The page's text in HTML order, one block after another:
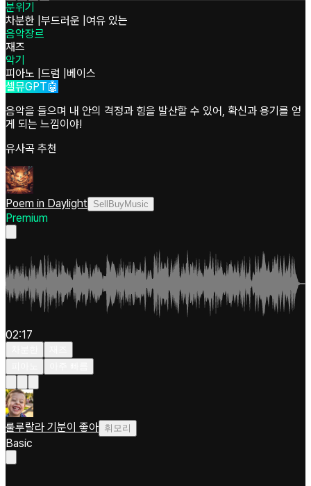
분위기
차분한 부드러운 여유 있는
음악장르
재즈
악기
피아노 드럼
베이스
셀뮤GPT🤖
음악을 들으며 내 안의 격정과 힘을 발산할 수 있어, 확신과 용기를 얻
게 되는 느낌이야!
유사곡 추천
Poem in Daylight SellBuyMusic
Premium
02:17
룰루랄라 기분이 좋아 휘모리
Basic